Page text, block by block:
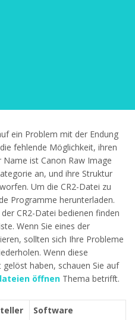
ein Problem mit der Endung
fehlende Möglichkeit, ihren
ist Canon Raw Image
an, und ihre Struktur
Um die CR2-Datei zu
Programme herunterladen.
CR2-Datei bedienen finden
Wenn Sie eines der
sollten sich Ihre Probleme
Wenn diese
haben, schauen Sie auf
öffnen Thema betrifft.
Software